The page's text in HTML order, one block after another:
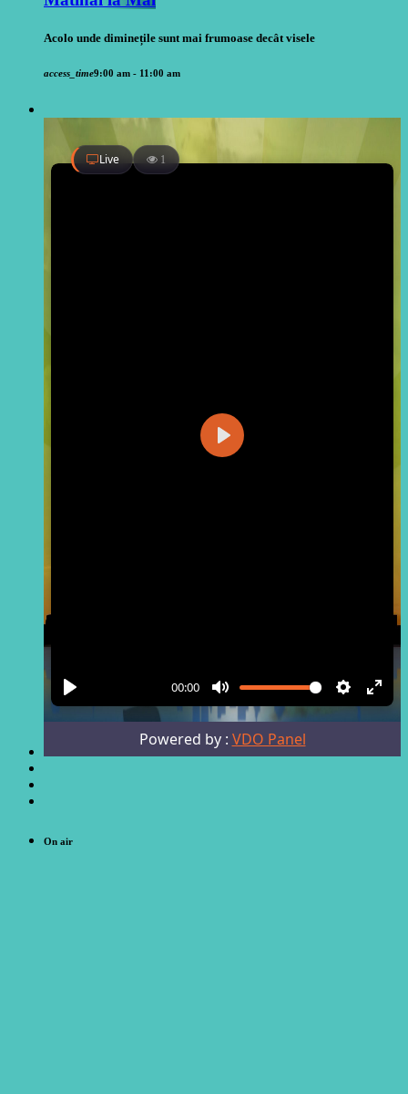
Acolo unde diminețile sunt mai frumoase decât visele
access_time9:00 am - 11:00 am
On air